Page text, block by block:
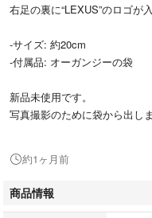
右足の裏に“LEXUS”のロゴが
-サイズ: 約20cm
-付属品: オーガンジーの袋
新品未使用です。
写真撮影のために袋から出し
いと思いますが、自宅に保管
◎簡易包装での発送とさせて
約1ヶ月前
商品情報